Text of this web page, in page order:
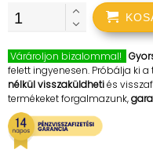
Várároljon bizalommal!
felett ingyenesen. Próbálja ki
nélkül visszaküldhetiés
termékeket forgalmazunk,